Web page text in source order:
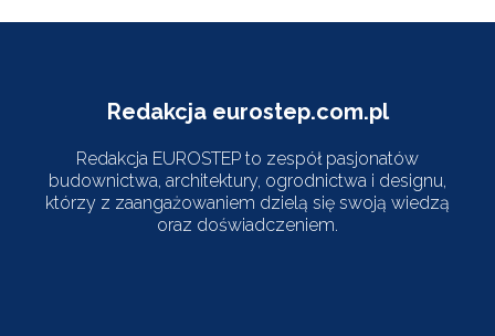
Redakcja eurostep.com.pl
Redakcja EUROSTEP to zespół pasjonatów
budownictwa, architektury, ogrodnictwa i designu,
którzy z zaangażowaniem dzielą się swoją wiedzą
oraz doświadczeniem.